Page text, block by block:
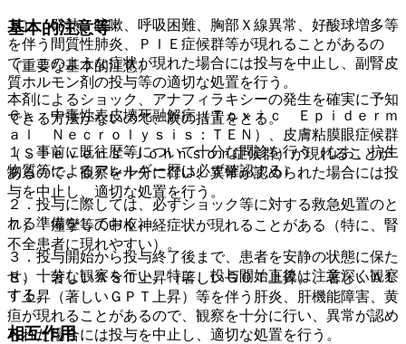
基本的注意等
（重要な基本的注意）
本剤によるショック、アナフィラキシーの発生を確実に予知
できる方法がないので、次の措置をとる。
１．事前に既往歴等について十分な問診を行う（なお、抗生
物質等によるアレルギー歴は必ず確認する）。
２．投与に際しては、必ずショック等に対する救急処置のと
れる準備をしておく。
３．投与開始から投与終了後まで、患者を安静の状態に保た
せ、十分な観察を行い、特に、投与開始直後は注意深く観察
する。
相互作用
５）．発熱、咳嗽、呼吸困難、胸部Ｘ線異常、好酸球増多等
を伴う間質性肺炎、ＰＩＥ症候群等が現れることがあるの
で、このような症状が現れた場合には投与を中止し、副腎皮
質ホルモン剤の投与等の適切な処置を行う。
６）．中毒性表皮壊死融解症（Ｔｏｘｉｃ Ｅｐｉｄｅｒｍ
ａｌ Ｎｅｃｒｏｌｙｓｉｓ：ＴＥＮ）、皮膚粘膜眼症候群
（Ｓｔｅｖｅｎｓ−Ｊｏｈｎｓｏｎ症候群）が現れることが
あるので、観察を十分に行い、異常が認められた場合には投
与を中止し、適切な処置を行う。
７）．痙攣等の中枢神経症状が現れることがある（特に、腎
不全患者に現れやすい）。
８）．著しいＡＳＴ上昇（著しいＧＯＴ上昇）、著しいＡＬ
Ｔ上昇（著しいＧＰＴ上昇）等を伴う肝炎、肝機能障害、黄
疸が現れることがあるので、観察を十分に行い、異常が認め
られた場合には投与を中止し、適切な処置を行う。